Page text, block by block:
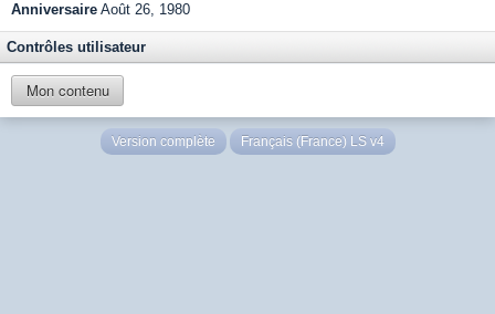
Anniversaire Août 26, 1980
Contrôles utilisateur
Mon contenu
Version complète Français (France) LS v4